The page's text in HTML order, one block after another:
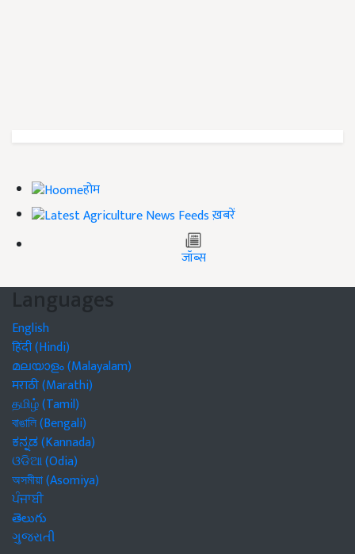
होम
ख़बरें
जॉब्स
Languages
English
हिंदी (Hindi)
മലയാളം (Malayalam)
मराठी (Marathi)
தமிழ் (Tamil)
বাঙালি (Bengali)
ಕನ್ನಡ (Kannada)
ଓଡିଆ (Odia)
অসমীয়া (Asomiya)
ਪੰਜਾਬੀ
తెలుగు
ગુજરાતી